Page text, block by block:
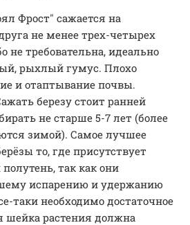
Фрост" сажается на
не менее трех-четырех
не требовательна, идеально
рыхлый гумус. Плохо
и отаптывание почвы.
березу стоит ранней
не старше 5-7 лет (более
зимой). Самое лучшее
то, где присутствует
так как они
испарению и удержанию
таки необходимо достаточное
шейка растения должна